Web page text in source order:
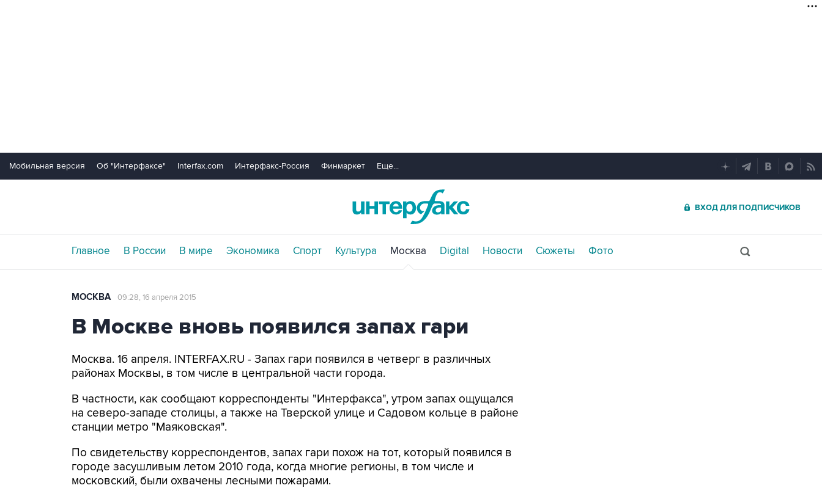
Мобильная версия Об "Интерфаксе" Interfax.com Интерфакс-Россия Финмаркет Еще...
ВХОД ДЛЯ ПОДПИСЧИКОВ
Главное В России В мире Экономика Спорт Культура Москва Digital Новости Сюжеты Фото
МОСКВА 09:28, 16 апреля 2015
В Москве вновь появился запах гари
Москва. 16 апреля. INTERFAX.RU - Запах гари появился в четверг в различных
районах Москвы, в том числе в центральной части города.
В частности, как сообщают корреспонденты "Интерфакса", утром запах ощущался
на северо-западе столицы, а также на Тверской улице и Садовом кольце в районе
станции метро "Маяковская".
По свидетельству корреспондентов, запах гари похож на тот, который появился в
городе засушливым летом 2010 года, когда многие регионы, в том числе и
московский, были охвачены лесными пожарами.